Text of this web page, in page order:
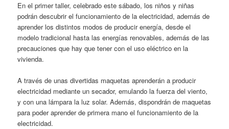
En el primer taller, celebrado este sábado, los niños y niñas
podrán descubrir el funcionamiento de la electricidad, además de
aprender los distintos modos de producir energía, desde el
modelo tradicional hasta las energías renovables, además de las
precauciones que hay que tener con el uso eléctrico en la
vivienda.
A través de unas divertidas maquetas aprenderán a producir
electricidad mediante un secador, emulando la fuerza del viento,
y con una lámpara la luz solar. Además, dispondrán de maquetas
para poder aprender de primera mano el funcionamiento de la
electricidad.